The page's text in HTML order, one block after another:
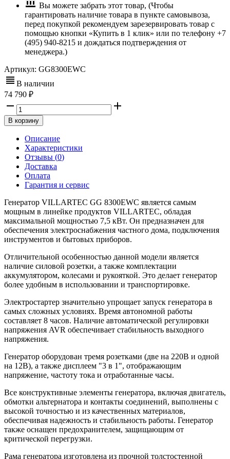
Вы можете забрать этот товар, (Чтобы
гарантировать наличие товара в пункте самовывоза,
перед покупкой рекомендуем зарезервировать товар с
помощью кнопки «Купить в 1 клик» или по телефону +7
(495) 940-8215 и дождаться подтверждения от
менеджера.)
Артикул: GG8300EWC
В наличии
74 790
В корзину
Описание
Характеристики
Отзывы (0)
Доставка
Оплата
Гарантия и сервис
Генератор VILLARTEC GG 8300EWС является самым
мощным в линейке продуктов VILLARTEC, обладая
максимальной мощностью 7,5 кВт. Он предназначен для
обеспечения электроснабжения частного дома, подключения
инструментов и бытовых приборов.
Отличительной особенностью данной модели является
наличие силовой розетки, а также комплектации
аккумулятором, колесами и рукояткой. Это делает генератор
более удобным в использовании и транспортировке.
Электростартер значительно упрощает запуск генератора в
самых сложных условиях. Время автономной работы
составляет 8 часов. Наличие автоматической регулировки
напряжения AVR обеспечивает стабильность выходного
напряжения.
Генератор оборудован тремя розетками (две на 220В и одной
на 12В), а также дисплеем "3 в 1", отображающим
напряжение, частоту тока и отработанные часы.
Все конструктивные элементы генератора, включая двигатель,
обмотки альтернатора и контакты соединений, выполнены с
высокой точностью и из качественных материалов,
обеспечивая надежность и стабильность работы. Генератор
также оснащен предохранителем, защищающим от
критической перегрузки.
Рама генератора изготовлена из прочной толстостенной